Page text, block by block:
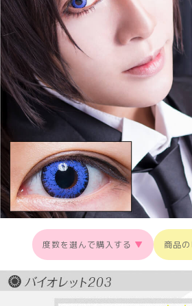
度数を選んで購入する ▼ 商品